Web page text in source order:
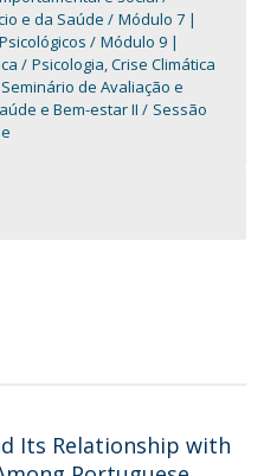
e da Saúde
Módulo 7 |
Módulo 9 |
Psicologia, Crise Climática
Seminário de Avaliação e
e Bem-estar II
Sessão
Its Relationship with